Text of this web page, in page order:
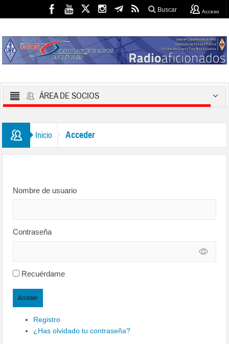
Buscar Acceso
ÁREA DE SOCIOS
Inicio Acceder
Nombre de usuario
Contraseña
Recuérdame
Acceder
Registro
¿Has olvidado tu contraseña?